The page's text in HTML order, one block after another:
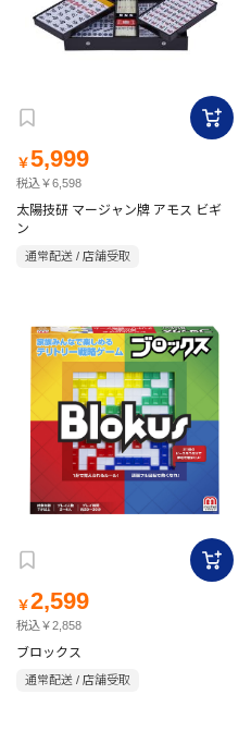
￥5,999
税込￥6,598
太陽技研 マージャン牌 アモス ビギ
ン
通常配送 / 店舗受取
￥2,599
税込￥2,858
ブロックス
通常配送 / 店舗受取